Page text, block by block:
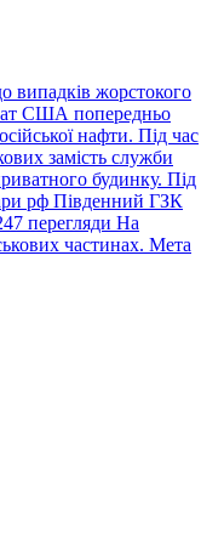
випадків жорстокого
США попередньо
нафти. Під час
замість служби
будинку. Під
рф Південний ГЗК
перегляди На
частинах. Мета